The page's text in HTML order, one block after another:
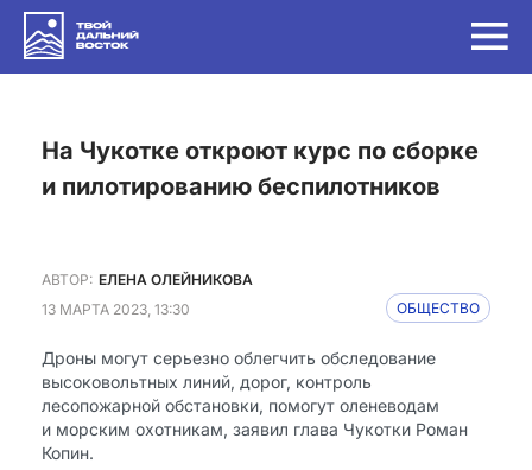
на Чукотке откроют курс по сборке
и пилотированию беспилотников
АВТОР: ЕЛЕНА ОЛЕЙНИКОВА
13 МАРТА 2023, 13:30
ОБЩЕСТВО
Дроны могут серьезно облегчить обследование
высоковольтных линий, дорог, контроль
лесопожарной обстановки, помогут оленеводам
и морским охотникам, заявил глава Чукотки Роман
Копин.